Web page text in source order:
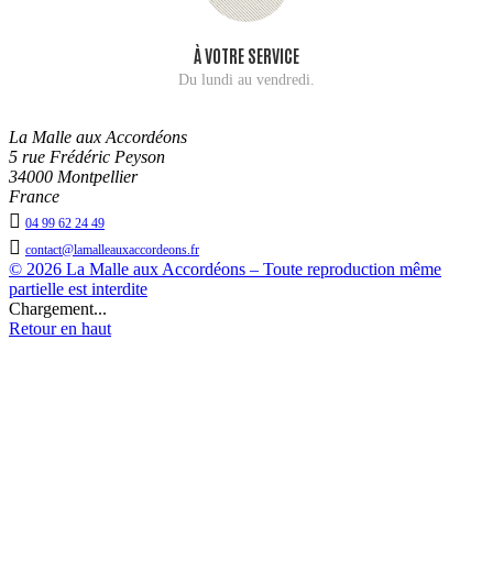
À VOTRE SERVICE
Du lundi au vendredi.
La Malle aux Accordéons
5 rue Frédéric Peyson
34000 Montpellier
France
 04 99 62 24 49
 contact@lamalleauxaccordeons.fr
© 2026 La Malle aux Accordéons – Toute reproduction même
partielle est interdite
Chargement...
Retour en haut